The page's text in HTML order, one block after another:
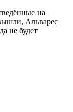
на
Альварес
не будет